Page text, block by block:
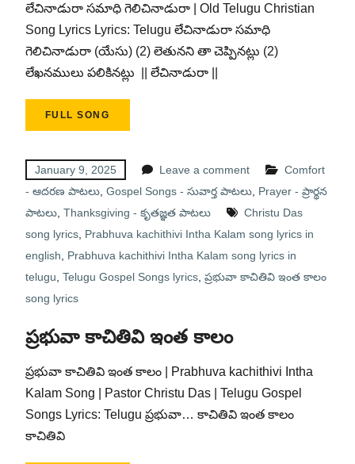
లేచినాడురా సమాధి గెలిచినాడురా | Old Telugu Christian
Song Lyrics Lyrics: Telugu లేచినాడురా సమాధి
గెలిచినాడురా (యేసు) (2) లెతునని తా చెప్పినట్లు (2)
లేఖనములు పలికినట్లు || లేచినాడురా ||
FULL SONG
January 9, 2025 Leave a comment
Comfort
- ఆదరణ పాటలు, Gospel Songs - సువార్త పాటలు, Prayer - ప్రార్థన
పాటలు, Thanksgiving - కృతజ్ఞత పాటలు
Christu Das
song lyrics, Prabhuva kachithivi Intha Kalam song lyrics in
english
Prabhuva kachithivi Intha Kalam song lyrics in
telugu Telugu Gospel Songs lyrics, ప్రభువా కాచితివి ఇంత కాలం
song lyrics
ప్రభువా కాచితివి ఇంత కాలం
ప్రభువా కాచితివి ఇంత కాలం | Prabhuva kachithivi Intha
Kalam Song | Pastor Christu Das | Telugu Gospel
Songs Lyrics: Telugu ప్రభువా… కాచితివి ఇంత కాలం
కాచితివి